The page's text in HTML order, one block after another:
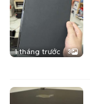
1 tháng trước 3